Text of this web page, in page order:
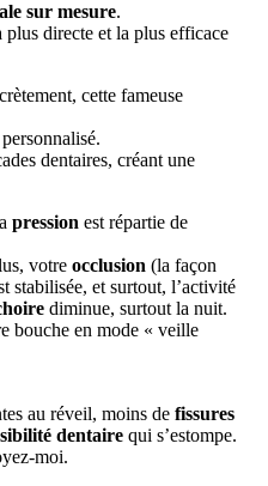
sur mesure.
plus directe et la plus efficace
cette fameuse
dentaires, créant une
pression est répartie de
votre occlusion (la façon
stabilisée, et surtout, l’activité
diminue, surtout la nuit.
bouche en mode « veille
au réveil, moins de fissures
dentaire qui s’estompe.
moi.